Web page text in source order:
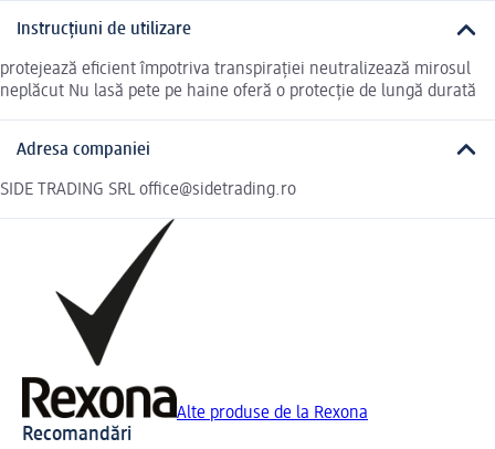
Instrucțiuni de utilizare
protejează eficient împotriva transpirației neutralizează mirosul
neplăcut Nu lasă pete pe haine oferă o protecție de lungă durată
Adresa companiei
SIDE TRADING SRL office@sidetrading.ro
Alte produse de la Rexona
Recomandări